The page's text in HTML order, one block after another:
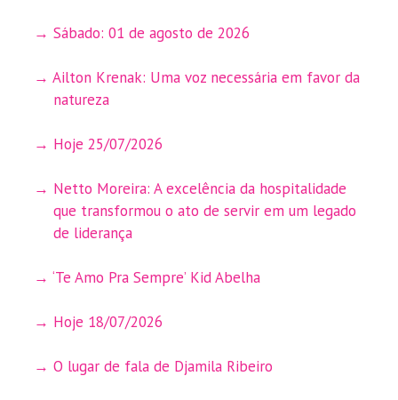
Sábado: 01 de agosto de 2026
Ailton Krenak: Uma voz necessária em favor da
natureza
Hoje 25/07/2026
Netto Moreira: A excelência da hospitalidade
que transformou o ato de servir em um legado
de liderança
‘Te Amo Pra Sempre’ Kid Abelha
Hoje 18/07/2026
O lugar de fala de Djamila Ribeiro